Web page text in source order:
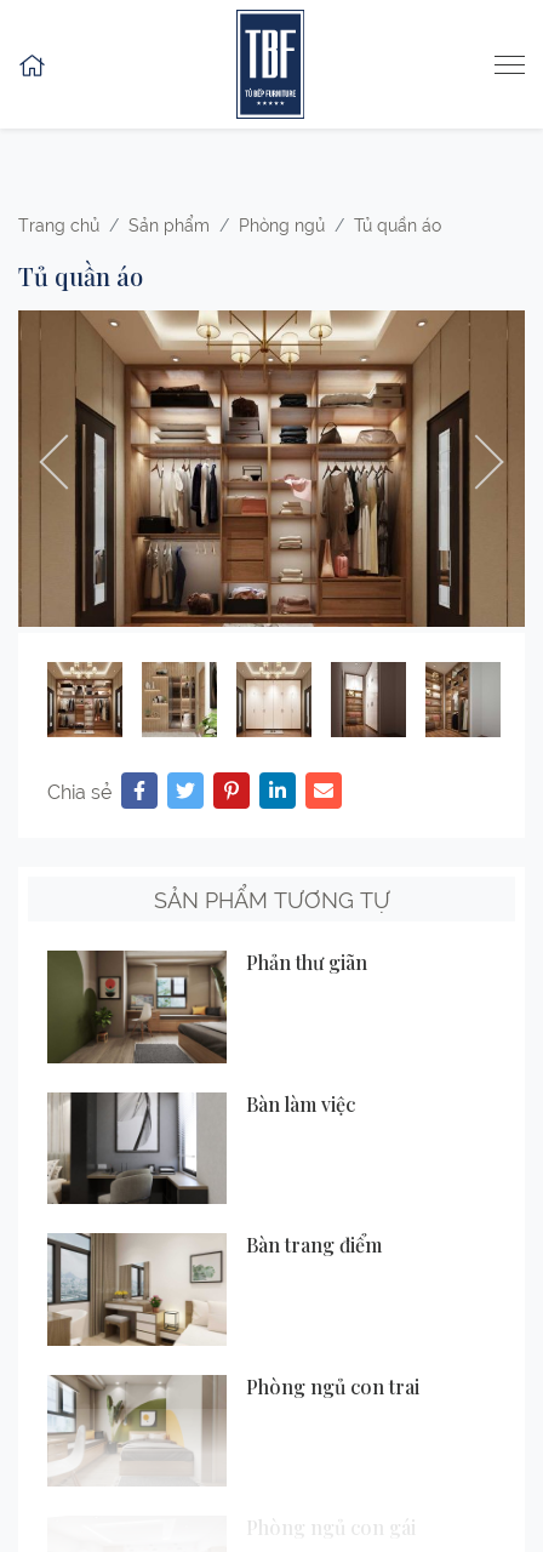
Trang chủ
Sản phẩm Phòng ngủ Tủ quần áo
Tủ quần áo
Chia sẻ
SẢN PHẨM TƯƠNG TỰ
Phản thư giãn
Bàn làm việc
Bàn trang điểm
Phòng ngủ con trai
Phòng ngủ con gái